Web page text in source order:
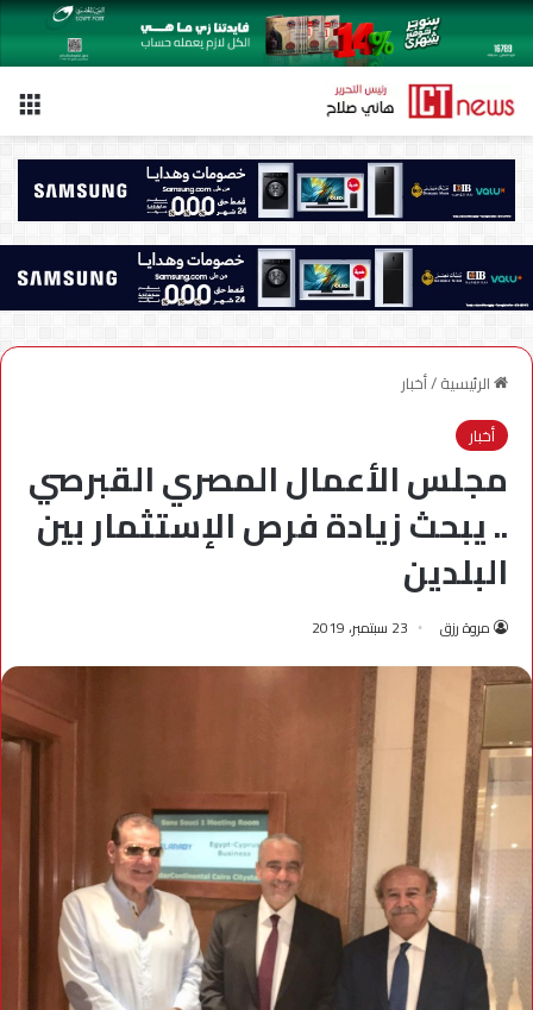
الرئيسية/أخبار
أخبار
مجلس الأعمال المصري القبرصي
.. يبحث زيادة فرص الإستثمار بين
البلدين
مروة رزق 23 سبتمبر، 2019